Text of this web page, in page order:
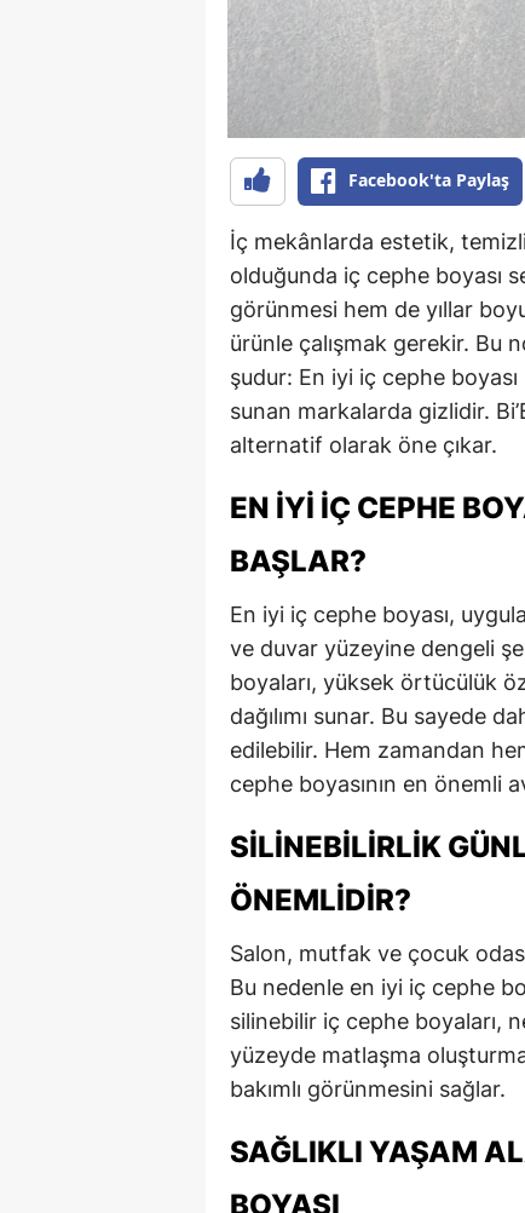
Facebook'ta Paylaş
İç mekânlarda estetik,
olduğunda iç cephe boyası
görünmesi hem de yıllar
ürünle çalışmak gerekir. Bu
şudur: En iyi iç cephe
sunan markalarda gizlidir.
alternatif olarak öne çıkar.
EN İYI İÇ CEPHE
BAŞLAR?
En iyi iç cephe boyası,
ve duvar yüzeyine dengeli
boyaları, yüksek örtücülük
dağılımı sunar. Bu sayede
edilebilir. Hem zamandan
cephe boyasının en önemli
SILINEBILIRLIK
ÖNEMLIDIR?
Salon, mutfak ve çocuk
Bu nedenle en iyi iç cephe
silinebilir iç cephe boyaları,
yüzeyde matlaşma
bakımlı görünmesini sağlar.
SAĞLIKLI YAŞAM
BOYASI